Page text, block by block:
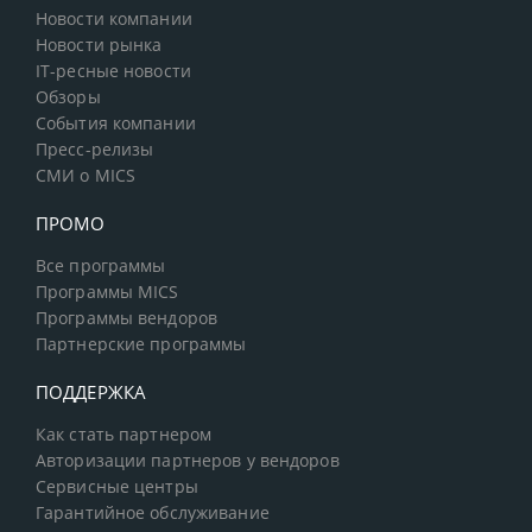
Новости компании
Новости рынка
IT-ресные новости
Обзоры
События компании
Пресс-релизы
СМИ о MICS
ПРОМО
Все программы
Программы MICS
Программы вендоров
Партнерские программы
ПОДДЕРЖКА
Как стать партнером
Авторизации партнеров у вендоров
Сервисные центры
Гарантийное обслуживание